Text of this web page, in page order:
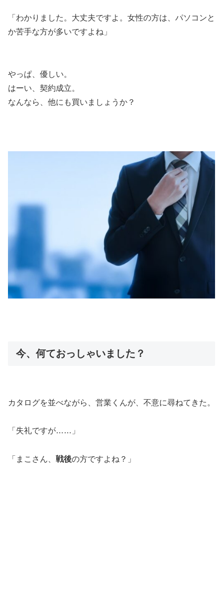
「わかりました。大丈夫ですよ。女性の方は、パソコンと
か苦手な方が多いですよね」
やっぱ、優しい。
はーい、契約成立。
なんなら、他にも買いましょうか？
今、何ておっしゃいました？
カタログを並べながら、営業くんが、不意に尋ねてきた。
「失礼ですが……」
「まこさん、 戦後の方ですよね？」